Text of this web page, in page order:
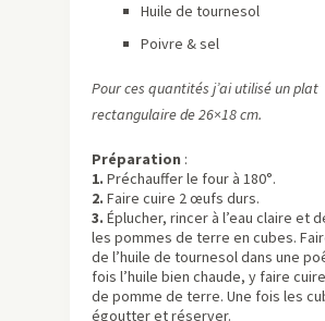
Huile de tournesol
Poivre & sel
Pour ces quantités j’ai utilisé un plat
rectangulaire de 26×18 cm.
Préparation :
1. Préchauffer le four à 180°.
2. Faire cuire 2 œufs durs.
3. Éplucher, rincer à l’eau claire et
les pommes de terre en cubes.
de l’huile de tournesol dans une
fois l’huile bien chaude, y faire
de pomme de terre. Une fois les
égoutter et réserver.